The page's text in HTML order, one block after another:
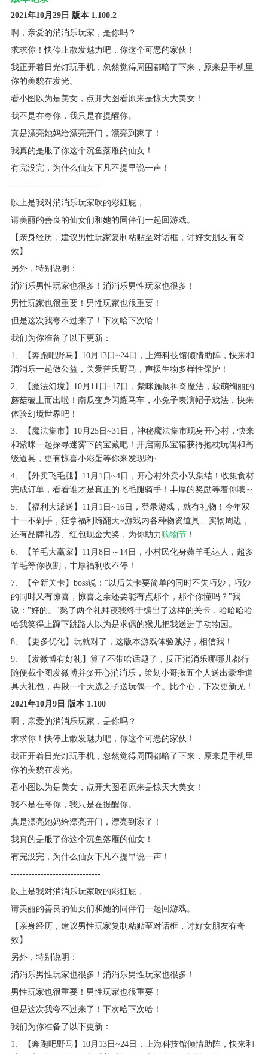
2021年10月29日 版本 1.100.2
啊，亲爱的消消乐玩家，是你吗？
求求你！快停止散发魅力吧，你这个可恶的家伙！
我正开着日光灯玩手机，忽然觉得周围都暗了下来，原来是手机里
你的美貌在发光。
看小图以为是美女，点开大图看原来是惊天大美女！
我不是在夸你，我只是在提醒你。
真是漂亮她妈给漂亮开门，漂亮到家了！
我真的是服了你这个沉鱼落雁的仙女！
有完没完，为什么仙女下凡不提早说一声！
------------------------------
以上是我对消消乐玩家吹的彩虹屁，
请美丽的善良的仙女们和她的同伴们一起回游戏。
【亲身经历，建议男性玩家复制粘贴至对话框，讨好女朋友有奇
效】
另外，特别说明：
消消乐男性玩家也很多！消消乐男性玩家也很多！
男性玩家也很重要！男性玩家也很重要！
但是这次我夸不过来了！下次哈下次哈！
我们为你准备了以下更新：
1、【奔跑吧野马】10月13日~24日，上海科技馆倾情助阵，快来和
消消乐一起做公益，关爱普氏野马，声援生物多样性保护！
2、【魔法幻境】10月11日~17日，紫咪施展神奇魔法，软萌绚丽的
蘑菇破土而出啦！南瓜变身闪耀马车，小兔子表演帽子戏法，快来
体验幻境世界吧！
3、【魔法集市】10月25日~31日，神秘魔法集市现身开心村，快来
和紫咪一起探寻迷雾下的宝藏吧！开启南瓜宝箱获得抱枕玩偶和高
级道具，更有惊喜小彩蛋等你来发现哟~
4、【外卖飞毛腿】11月1日~4日，开心村外卖小队集结！收集食材
完成订单，看看谁才是真正的飞毛腿骑手！丰厚的奖励等着你哦～
5、【福利大派送】11月1日~16日，登录游戏，就有礼物！今年双
十一不剁手，狂拿福利嗨翻天~游戏内各种物资道具、实物周边，
还有品牌礼券、红包现金大奖，为你助力 购物节！
6、【羊毛大赢家】11月8日～14日，小村民化身薅羊毛达人，超多
羊毛等你收割，丰厚福利收不停！
7、【全新关卡】boss说：“以后关卡要简单的同时不失巧妙，巧妙
的同时又有惊喜，惊喜之余还要能有点那个，那个你懂吗？"我
说："好的。"熬了两个礼拜夜我终于编出了这样的关卡，哈哈哈哈
哈我笑得上蹿下跳路人以为是求偶的猴儿把我送进了动物园。
8、【更多优化】玩就对了，这版本游戏体验贼好，相信我！
9、【发微博有好礼】算了不带啥话题了，反正消消乐哪哪儿都行
随便截个图发微博并@开心消消乐，策划小哥揪五个人送出豪华道
具大礼包，再揪一个天选之子送玩偶一个。比个心，下次更新见！
2021年10月9日 版本 1.100
啊，亲爱的消消乐玩家，是你吗？
求求你！快停止散发魅力吧，你这个可恶的家伙！
我正开着日光灯玩手机，忽然觉得周围都暗了下来，原来是手机里
你的美貌在发光。
看小图以为是美女，点开大图看原来是惊天大美女！
我不是在夸你，我只是在提醒你。
真是漂亮她妈给漂亮开门，漂亮到家了！
我真的是服了你这个沉鱼落雁的仙女！
有完没完，为什么仙女下凡不提早说一声！
------------------------------
以上是我对消消乐玩家吹的彩虹屁，
请美丽的善良的仙女们和她的同伴们一起回游戏。
【亲身经历，建议男性玩家复制粘贴至对话框，讨好女朋友有奇
效】
另外，特别说明：
消消乐男性玩家也很多！消消乐男性玩家也很多！
男性玩家也很重要！男性玩家也很重要！
但是这次我夸不过来了！下次哈下次哈！
我们为你准备了以下更新：
1、【奔跑吧野马】10月13日~24日，上海科技馆倾情助阵，快来和